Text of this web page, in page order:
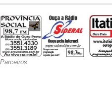
Parceiros